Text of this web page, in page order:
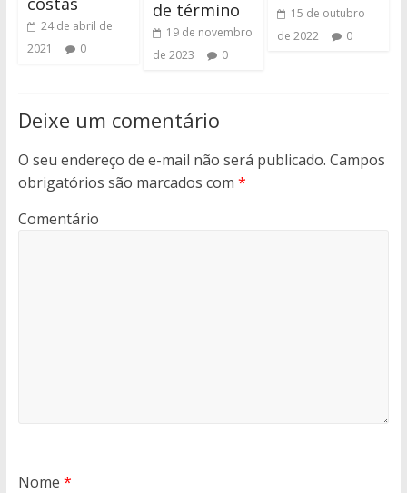
24 de abril de
2021
0
de término
19 de novembro
de 2023
0
15 de outubro
de 2022
0
Deixe um comentário
O seu endereço de e-mail não será publicado. Campos
obrigatórios são marcados com *
Comentário
Nome *